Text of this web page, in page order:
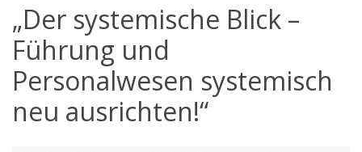
„Der systemische Blick –
Führung und
Personalwesen systemisch
neu ausrichten!“